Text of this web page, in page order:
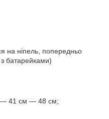
на ніпель, попередньо
з батарейками)
— 41 см — 48 см;